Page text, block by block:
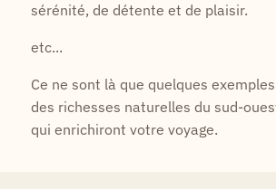
sérénité, de détente et de plaisir.
etc...
Ce ne sont là que quelques
des richesses naturelles du sud-
qui enrichiront votre voyage.